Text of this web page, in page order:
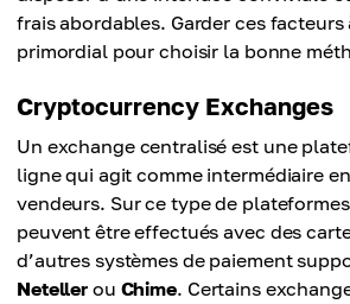
frais abordables. Garder ces facteurs
primordial pour choisir la bonne
Cryptocurrency Exchanges
Un exchange centralisé est une
ligne qui agit comme intermédiaire
vendeurs. Sur ce type de
peuvent être effectués avec des
d’autres systèmes de paiement
Neteller ou Chime. Certains